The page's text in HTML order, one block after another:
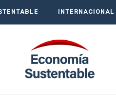
INTERNACIONAL